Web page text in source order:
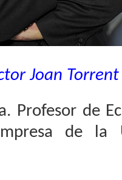
Joan Torrent
Profesor de
de la